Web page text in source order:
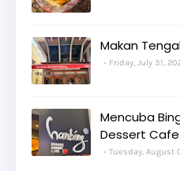
Makan
Friday, July 31,
Mencuba
Dessert Cafe
Tuesday, August